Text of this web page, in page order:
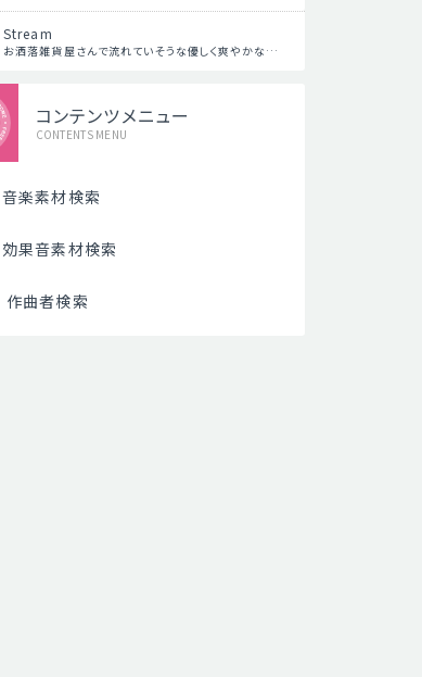
Stream
お洒落雑貨屋さんで流れていそうな優しく爽やかな…
コンテンツメニュー
CONTENTS MENU
音楽素材検索
効果音素材検索
作曲者検索